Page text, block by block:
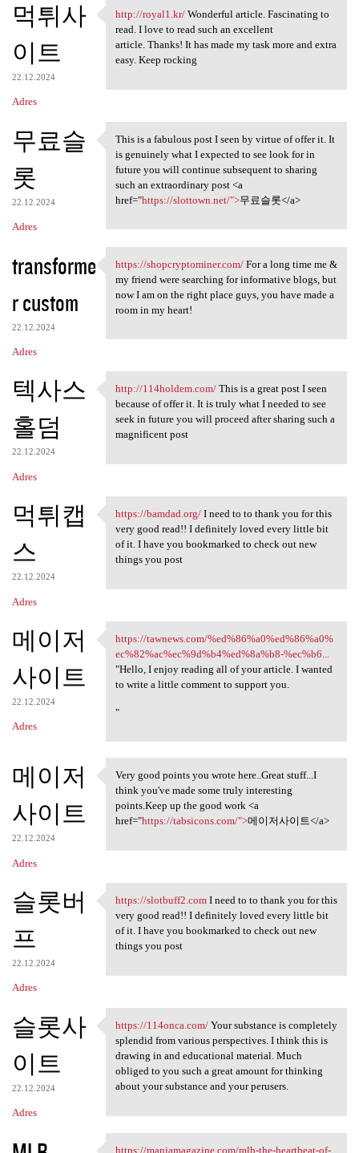
먹튀사
이트
22.12.2024
Adres
http://royal1.kr/ Wonderful
http://royal1.kr/Wonderful article. Fascinating to
read. I love to read such an excellent
article. Thanks! It has made my task more and extra
easy. Keep rocking
무료슬
롯
22.12.2024
Adres
This is a fabulous post I
This is a fabulous post I seen by virtue of offer it. It
is genuinely what I expected to see look for in
future you will continue subsequent to sharing
such an extraordinary post <a
href="https://slottown.net/">무료슬롯</a>
transforme
r custom
22.12.2024
Adres
https://shopcryptominer.com/
https://shopcryptominer.com/For a long time me &
my friend were searching for informative blogs, but
now I am on the right place guys, you have made a
room in my heart!
텍사스
홀덤
22.12.2024
Adres
http://114holdem.com/ This is
http://114holdem.com/This is a great post I seen
because of offer it. It is truly what I needed to see
seek in future you will proceed after sharing such a
magnificent post
먹튀캡
스
22.12.2024
Adres
https://bamdad.org/ I need to
https://bamdad.org/I need to to thank you for this
very good read!! I definitely loved every little bit
of it. I have you bookmarked to check out new
things you post
메이저
사이트
22.12.2024
Adres
https://tawnews.com/%ed%86%a0
https://tawnews.com/%ed%86%a0%ed%86%a0%
ec%82%ac%ec%9d%b4%ed%8a%b8-%ec%b6...
"Hello, I enjoy reading all of your article. I wanted
to write a little comment to support you.
"
메이저
사이트
22.12.2024
Adres
Very good points you wrote
Very good points you wrote here..Great stuff...I
think you've made some truly interesting
points.Keep up the good work <a
href="https://tabsicons.com/">메이저사이트</a>
슬롯버
프
22.12.2024
Adres
https://slotbuff2.com I need
https://slotbuff2.comI need to to thank you for this
very good read!! I definitely loved every little bit
of it. I have you bookmarked to check out new
things you post
슬롯사
이트
22.12.2024
Adres
https://114onca.com/ Your
https://114onca.com/Your substance is completely
splendid from various perspectives. I think this is
drawing in and educational material. Much
obliged to you such a great amount for thinking
about your substance and your perusers.
https://maniamagazine.com/mlb-the-heartbeat-of-